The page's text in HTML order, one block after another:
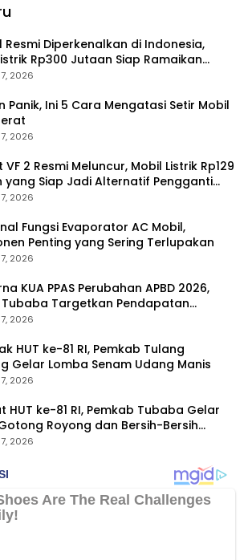
Resmi Diperkenalkan di Indonesia,
Rp300 Jutaan Siap Ramaikan
2026
Panik, Ini 5 Cara Mengatasi Setir Mobil
2026
VF 2 Resmi Meluncur, Mobil Listrik Rp129
yang Siap Jadi Alternatif Pengganti
2026
Fungsi Evaporator AC Mobil,
Penting yang Sering Terlupakan
2026
KUA PPAS Perubahan APBD 2026,
Targetkan Pendapatan
Miliar
2026
HUT ke-81 RI, Pemkab Tulang
Gelar Lomba Senam Udang Manis
2026
HUT ke-81 RI, Pemkab Tubaba Gelar
Royong dan Bersih-Bersih
2026